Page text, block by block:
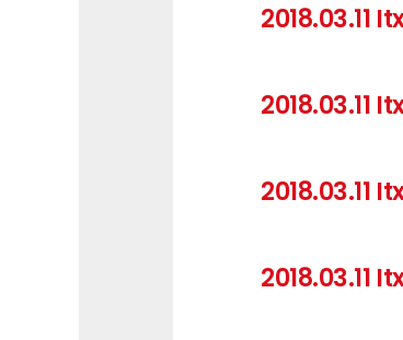
2018.03.11